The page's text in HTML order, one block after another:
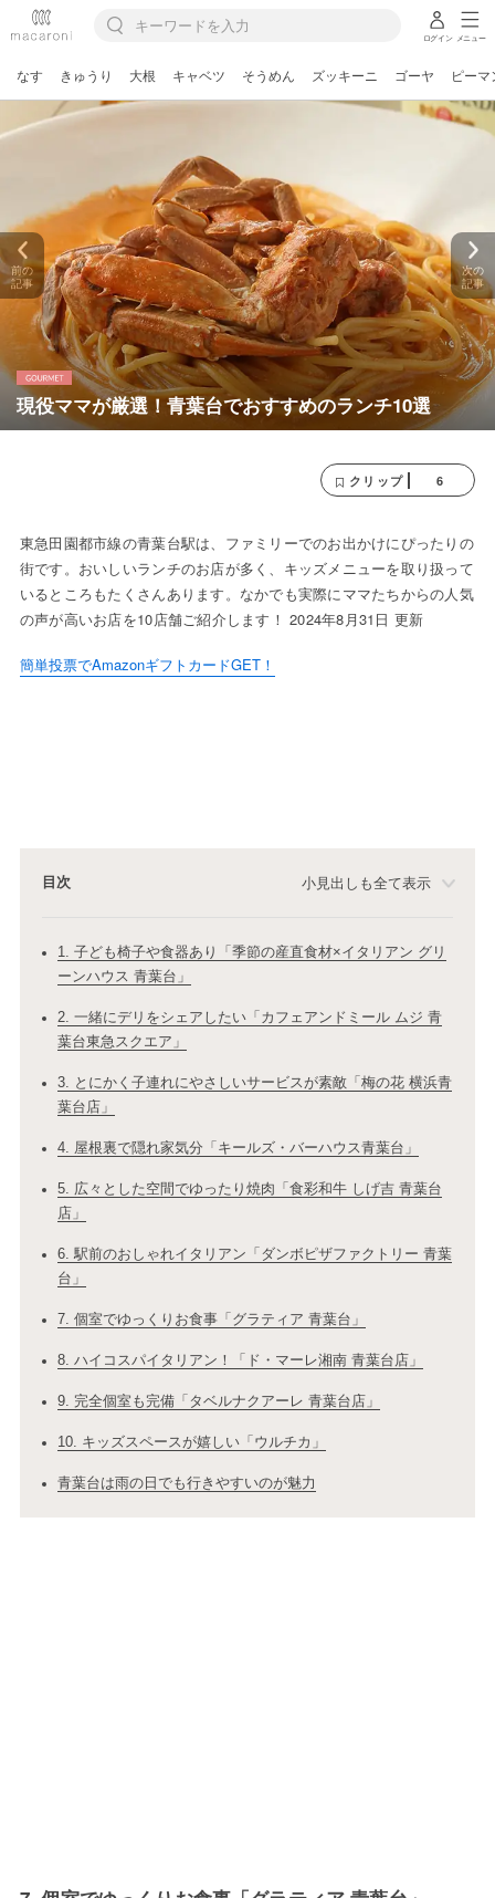
ログイン メニュー
なす きゅうり 大根 キャベツ そうめん ズッキーニ ゴーヤ ピーマ
現役ママが厳選！青葉台でおすすめのランチ10選
前の
記事
次の
記事
クリップ 6
東急田園都市線の青葉台駅は、ファミリーでのお出かけにぴったりの
街です。おいしいランチのお店が多く、キッズメニューを取り扱って
いるところもたくさんあります。なかでも実際にママたちからの人気
の声が高いお店を10店舗ご紹介します！ 2024年8月31日 更新
簡単投票でAmazonギフトカードGET！
目次 小見出しも全て表示
1. 子ども椅子や食器あり「季節の産直食材×イタリアン グリ
ーンハウス 青葉台」
2. 一緒にデリをシェアしたい「カフェアンドミール ムジ 青
葉台東急スクエア」
3. とにかく子連れにやさしいサービスが素敵「梅の花 横浜青
葉台店」
4. 屋根裏で隠れ家気分「キールズ・バーハウス青葉台」
5. 広々とした空間でゆったり焼肉「食彩和牛 しげ吉 青葉台
店」
6. 駅前のおしゃれイタリアン「ダンボピザファクトリー 青葉
台」
7. 個室でゆっくりお食事「グラティア 青葉台」
8. ハイコスパイタリアン！「ド・マーレ湘南 青葉台店」
9. 完全個室も完備「タベルナクアーレ 青葉台店」
10. キッズスペースが嬉しい「ウルチカ」
青葉台は雨の日でも行きやすいのが魅力